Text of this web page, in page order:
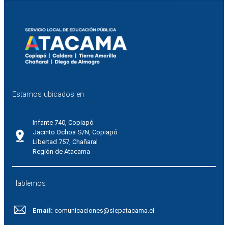
Estamos ubicados en
Infante 740, Copiapó
Jacinto Ochoa S/N, Copiapó
Libertad 757, Chañaral
Región de Atacama
Hablemos
Email: comunicaciones@slepatacama.cl